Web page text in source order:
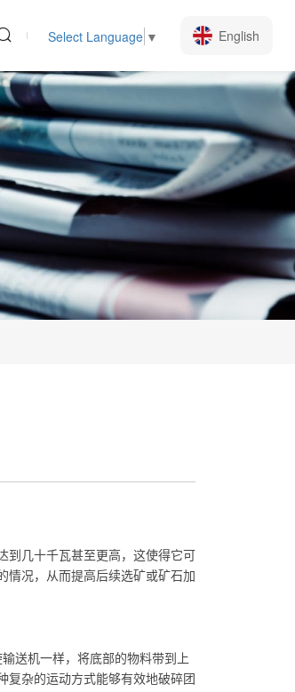
Select Language ▼ English
几十千瓦甚至更高，这使得它可
情况，从而提高后续选矿或矿石加
送机一样，将底部的物料带到上
复杂的运动方式能够有效地破碎团